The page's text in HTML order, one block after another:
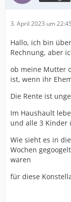
3. April 2023 um 22:45
Hallo, ich bin
Rechnung, aber
ob meine Mutter
ist, wenn ihr
Die Rente ist
Im Haushault
und alle 3 Kinder
Wie sieht es in
Wochen
waren
für diese